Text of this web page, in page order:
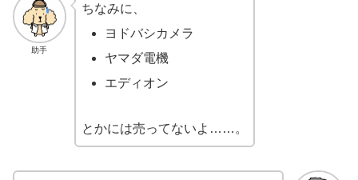
助手
ちなみに、
ヨドバシカメラ
ヤマダ電機
エディオン
とかには売ってないよ……。